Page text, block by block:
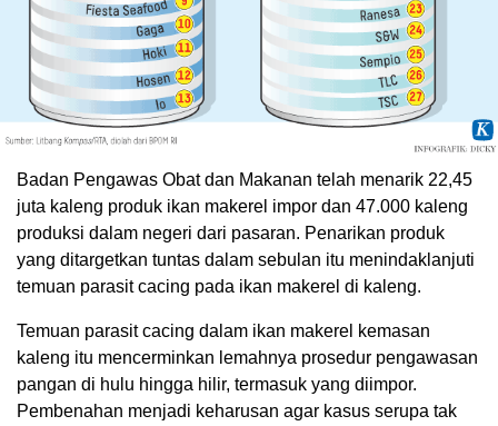
Badan Pengawas Obat dan Makanan telah menarik 22,45
juta kaleng produk ikan makerel impor dan 47.000 kaleng
produksi dalam negeri dari pasaran. Penarikan produk
yang ditargetkan tuntas dalam sebulan itu menindaklanjuti
temuan parasit cacing pada ikan makerel di kaleng.
Temuan parasit cacing dalam ikan makerel kemasan
kaleng itu mencerminkan lemahnya prosedur pengawasan
pangan di hulu hingga hilir, termasuk yang diimpor.
Pembenahan menjadi keharusan agar kasus serupa tak